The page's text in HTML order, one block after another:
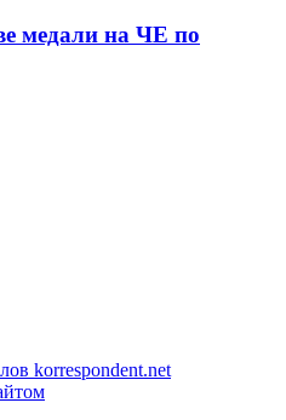
медали на ЧЕ по
korrespondent.net